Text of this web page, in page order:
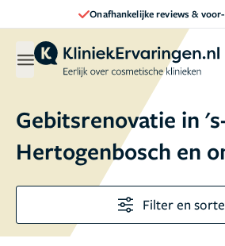
Onafhankelijke reviews &
Gebitsrenovatie in
Hertogenbosch en
Filter en